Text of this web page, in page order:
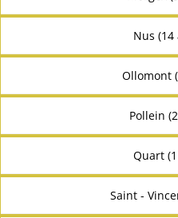
Nus
Ollomont
Pollein
Quart
Saint -